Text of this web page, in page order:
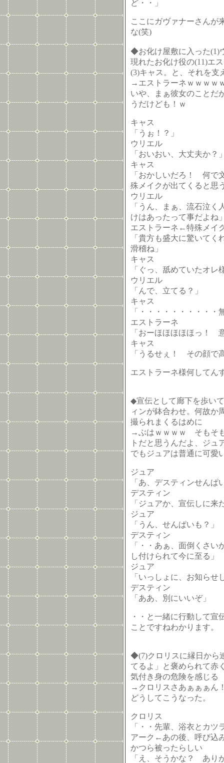
ど・・」
ここにガヴァナーさんが
な(笑)
◆お化け屋敷に入った(1)
現れたお化け役の(11)エ
(3)キャス。と、それを支
→エストラーネｗｗｗｗ
いや、まぁ彼女のことだ
うだけども！ｗ
キャス
「うぉ！？」
ウリエル
「おいおい、大丈夫か？
キャス
「おかしいだろ！ 何で
殊メイクが出てくると思
ウリエル
「うん、まぁ、流石泣
けはあったって事だよね
エストラーネ←特殊メイ
「貴方も盛大に驚いて
滑稽ね」
キャス
「ぐっ、舐めていたオ
ウリエル
「んで、立てる？」
キャス
「・・・・・・・・・・
エストラーネ
「おーほほほほほっ！
キャス
「うるせぇ！ その顔で
エストラーネ様何してん
◆宣伝として廊下を歩い
ィンが鉢合わせ。何故か
撮られまくるはめに
→ぶはｗｗｗｗ そもそ
トだと思うんだよ、ジュ
でもジュアは普通に可愛
ジュア
「あ、デスティンせんぱ
デスティン
「ジュアか、宣伝しに来
ジュア
「うん、せんぱいも？」
デスティン
「・・あぁ、面倒くさ
し付けられて今に至る」
ジュア
「いっしょに、お知らせ
デスティン
「ああ、別にいいぞ」
・・と一緒に行動して宣
ことですねわかります。
◆(7)クロリスに縁日から
てるよ」と褒められて赤
気付き身の危険を感じる
→クロリスさあぁぁぁん
どうしてこうなった。
クロリス
「・・先輩、浴衣とカツ
アーク←あの後、呼び込
かつら被ったらしい
「え、そうかな？ あり